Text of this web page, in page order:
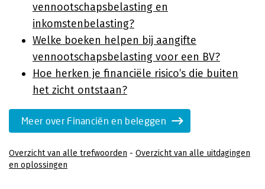
vennootschapsbelasting en
inkomstenbelasting?
Welke boeken helpen bij aangifte
vennootschapsbelasting voor een BV?
Hoe herken je financiële risico’s die buiten
het zicht ontstaan?
Meer over Financiën en beleggen
Overzicht van alle trefwoorden - Overzicht van alle uitdagingen
en oplossingen